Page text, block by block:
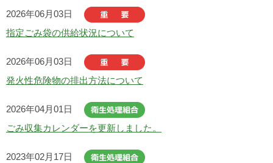
2026年06月03日
指定ごみ袋の供給状況について
2026年06月03日
発火性危険物の排出方法について
2026年04月01日
ごみ収集カレンダーを更新しました。
2023年02月17日